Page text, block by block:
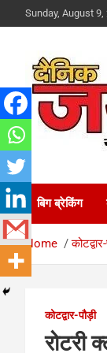
to
Sunday, August 9,
बिग ब्रेकिंग
Home
कोटद्वार-पौड़ी
रोटरी